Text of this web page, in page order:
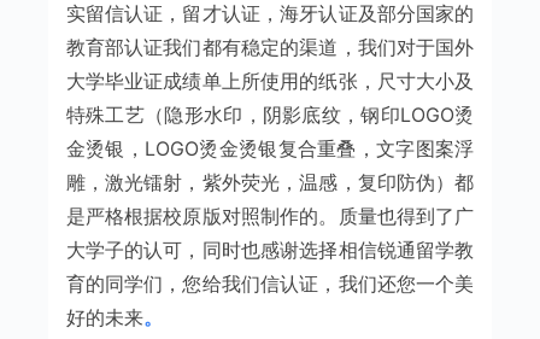
实留信认证，留才认证，海牙认证及部分国家的
教育部认证我们都有稳定的渠道，我们对于国外
大学毕业证成绩单上所使用的纸张，尺寸大小及
特殊工艺（隐形水印，阴影底纹，钢印LOGO烫
金烫银，LOGO烫金烫银复合重叠，文字图案浮
雕，激光镭射，紫外荧光，温感，复印防伪）都
是严格根据校原版对照制作的。质量也得到了广
大学子的认可，同时也感谢选择相信锐通留学教
育的同学们，您给我们信认证，我们还您一个美
好的未来。